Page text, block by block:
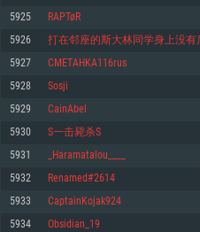
Minimum
OS: Windows 10 (64 bit)
Processeur: Dual-Core 2.2 GHz
Mémoire: 4 GB
Carte graphique supportant DirectX
GeForce GTX 660. La résolution
Connection: Connexion Internet à haut
Disque dur: 23.1 Go (client minimal)
Minimum
OS: Mac OS Big Sur 11.0 ou plus récent
Processeur: Core i5, minimum
pas supportés)
Mémoire: 6 GB
Carte graphique: Intel Iris Pro 5200
résolution minimale supportée par le
Connection: Connexion Internet à haut
Minimum
OS: Les configurations Linux 64 bits
Processeur: Dual-Core 2.4 GHz
Mémoire: 4 GB
Carte graphique: NVIDIA 660 avec
de même pour AMD (La résolution
720p)
Connection: Connexion Internet à haut
5925 RAPTøR
5926 打在邻座的斯大林同学身上没有
5927 CMETAHKA116rus
5928 Sosji
5929 CainAbel
5930 S一击毙杀S
5931 _Haramatalou____
5932 Renamed#2614
5933 CaptainKojak924
5934 Obsidian_19